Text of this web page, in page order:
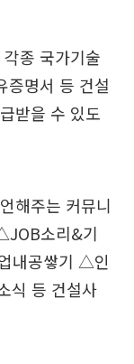
종 국가기술
증명서 등 건설
받을 수 있도
해주는 커뮤니
소리&기
내공쌓기 △인
식 등 건설사